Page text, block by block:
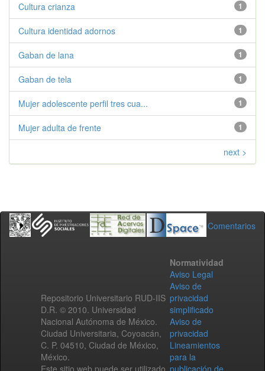
1
Cultura crianza
1
Cultura identidad adornos
1
Gaban de lana
1
Gaban de tela
1
Mujer adolescente perfil tres cua...
1
Mujer adulta de frente
next >
Comentarios
Repositorio Universitario RUD-IIS
D.R. © 2010. Universidad
Nacional Autónoma de México.
Ciudad Universitaria, Coyoacán,
C. P. 04510, Ciudad de México,
México.
Este sitio web puede ser utilizado
Normatividad
Aviso Legal
Aviso de
privacidad
simplificado
Aviso de
privacidad
Lineamientos
para la
publicación de